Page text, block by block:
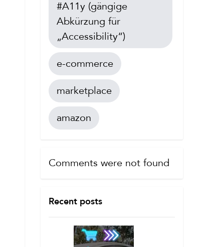
#A11y (gängige
Abkürzung für
„Accessibility“)
e-commerce
marketplace
amazon
Comments were not found
Recent posts